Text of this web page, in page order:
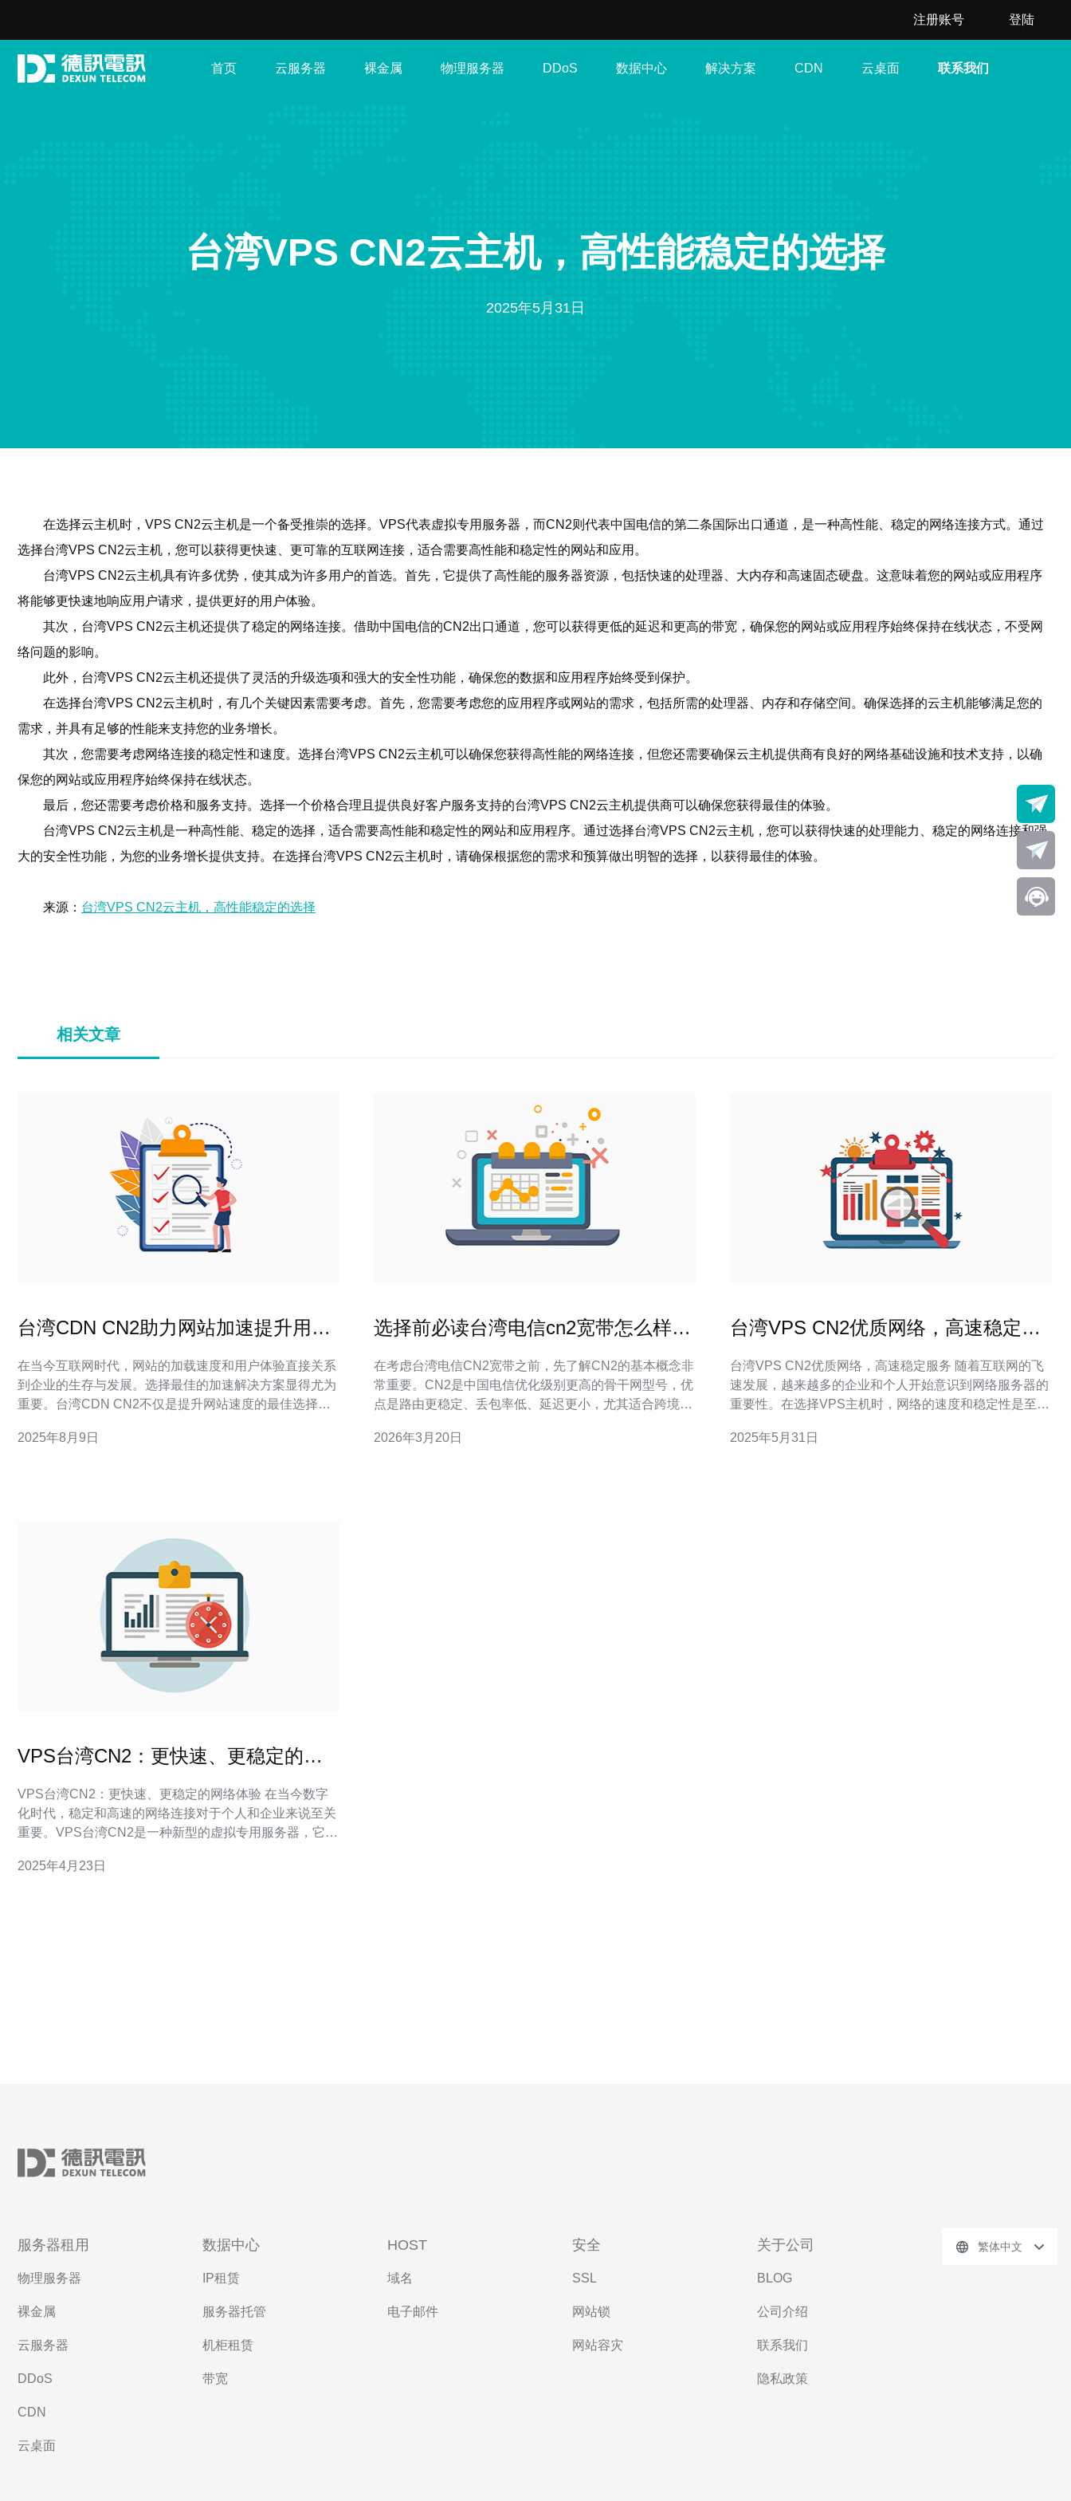
注册账号 登陆
首页 云服务器 裸金属 物理服务器 DDoS 数据中心 解决方案 CDN 云桌面 联系我们
台湾VPS CN2云主机，高性能稳定的选择
2025年5月31日
在选择云主机时，VPS CN2云主机是一个备受推崇的选择。VPS代表虚拟专用服务器，而CN2则代表中国电信的第二条国际出口通道，是一种高性能、稳定的网络连接方式。通过
选择台湾VPS CN2云主机，您可以获得更快速、更可靠的互联网连接，适合需要高性能和稳定性的网站和应用。
台湾VPS CN2云主机具有许多优势，使其成为许多用户的首选。首先，它提供了高性能的服务器资源，包括快速的处理器、大内存和高速固态硬盘。这意味着您的网站或应用程序
将能够更快速地响应用户请求，提供更好的用户体验。
其次，台湾VPS CN2云主机还提供了稳定的网络连接。借助中国电信的CN2出口通道，您可以获得更低的延迟和更高的带宽，确保您的网站或应用程序始终保持在线状态，不受网
络问题的影响。
此外，台湾VPS CN2云主机还提供了灵活的升级选项和强大的安全性功能，确保您的数据和应用程序始终受到保护。
在选择台湾VPS CN2云主机时，有几个关键因素需要考虑。首先，您需要考虑您的应用程序或网站的需求，包括所需的处理器、内存和存储空间。确保选择的云主机能够满足您的
需求，并具有足够的性能来支持您的业务增长。
其次，您需要考虑网络连接的稳定性和速度。选择台湾VPS CN2云主机可以确保您获得高性能的网络连接，但您还需要确保云主机提供商有良好的网络基础设施和技术支持，以确
保您的网站或应用程序始终保持在线状态。
最后，您还需要考虑价格和服务支持。选择一个价格合理且提供良好客户服务支持的台湾VPS CN2云主机提供商可以确保您获得最佳的体验。
台湾VPS CN2云主机是一种高性能、稳定的选择，适合需要高性能和稳定性的网站和应用程序。通过选择台湾VPS CN2云主机，您可以获得快速的处理能力、稳定的网络连接和强
大的安全性功能，为您的业务增长提供支持。在选择台湾VPS CN2云主机时，请确保根据您的需求和预算做出明智的选择，以获得最佳的体验。
来源： 台湾VPS CN2云主机，高性能稳定的选择
相关文章
台湾CDN CN2助力网站加速提升用户
在当今互联网时代，网站的加载速度和用户体验直接关系
到企业的生存与发展。选择最佳的加速解决方案显得尤为
重要。台湾CDN CN2不仅是提升网站速度的最佳选择，
秀的服务，帮助众多企业提升了用户体验，吸引了更多的
2025年8月9日
选择前必读台湾电信cn2宽带怎么样的
在考虑台湾电信CN2宽带之前，先了解CN2的基本概念非
常重要。CN2是中国电信优化级别更高的骨干网型号，优
点是路由更稳定、丢包率低、延迟更小，尤其适合跨境访
器、VPS或主机托管的用户，选择CN2线路能显著提升到
2026年3月20日
台湾VPS CN2优质网络，高速稳定服
台湾VPS CN2优质网络，高速稳定服务 随着互联网的飞
速发展，越来越多的企业和个人开始意识到网络服务器的
重要性。在选择VPS主机时，网络的速度和稳定性是至关
的服务，成为了许多用户的首选。 台湾VPS CN2网络采
2025年5月31日
VPS台湾CN2：更快速、更稳定的网
VPS台湾CN2：更快速、更稳定的网络体验 在当今数字
化时代，稳定和高速的网络连接对于个人和企业来说至关
重要。VPS台湾CN2是一种新型的虚拟专用服务器，它提
网络连接的需求。 VPS台湾CN2是一种基于CN2网络架
2025年4月23日
服务器租用
物理服务器
裸金属
云服务器
DDoS
CDN
云桌面
数据中心
IP租赁
服务器托管
机柜租赁
带宽
HOST
域名
电子邮件
安全
SSL
网站锁
网站容灾
关于公司
BLOG
公司介绍
联系我们
隐私政策
繁体中文